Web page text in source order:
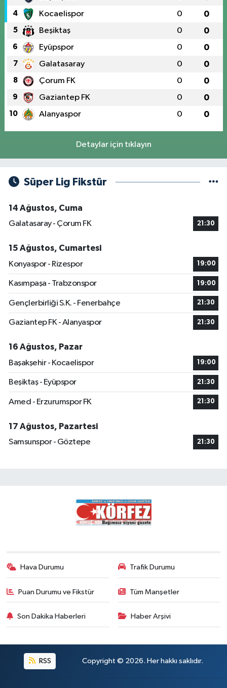
4 Kocaelispor 0 0
5 Beşiktaş 0 0
6 Eyüpspor 0 0
7 Galatasaray 0 0
8 Çorum FK 0 0
9 Gaziantep FK 0 0
10 Alanyaspor 0 0
Detaylar için tıklayın
Süper Lig Fikstür
14 Ağustos, Cuma
Galatasaray - Çorum FK
21:30
15 Ağustos, Cumartesi
Konyaspor - Rizespor
19:00
Kasımpaşa - Trabzonspor 19:00
Gençlerbirliği S.K. - Fenerbahçe 21:30
Gaziantep FK - Alanyaspor 21:30
16 Ağustos, Pazar
Başakşehir - Kocaelispor
19:00
Beşiktaş - Eyüpspor 21:30
Amed - Erzurumspor FK 21:30
17 Ağustos, Pazartesi
Samsunspor - Göztepe
21:30
Hava Durumu Trafik Durumu
Puan Durumu ve Fikstür Tüm Manşetler
Son Dakika Haberleri Haber Arşivi
RSS Copyright © 2026. Her hakkı saklıdır.